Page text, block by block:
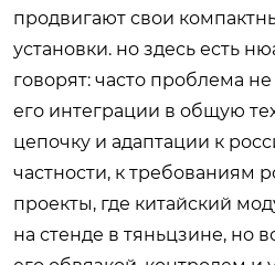
продвигают свои
установки. но здесь есть
говорят: часто проблема
его интеграции в общую
цепочку и адаптации к
частности, к требованиям
проекты, где китайский
на стенде в тяньцзине, но